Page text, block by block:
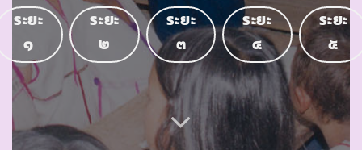
ระยะ
๑
ระยะ
๒
ระยะ
๓
ระยะ
๔
ระยะ
๕